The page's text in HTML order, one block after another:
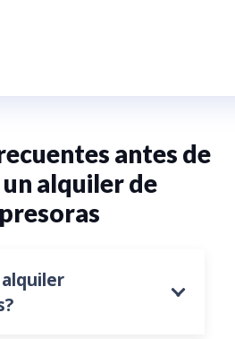
antes de
alquiler de